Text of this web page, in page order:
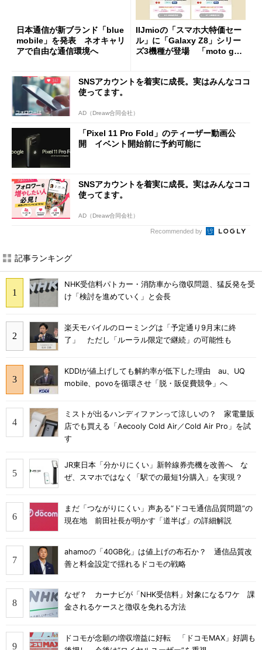
日本通信が新ブランド「blue
mobile」を発表 ネオキャリ
アで自由な通信環境へ
IIJmioの「スマホ大特価セー
ル」に「Galaxy Z8」シリー
ズ3機種が登場 「moto g37
SNSアカウントを着実に成長。実はみんなココ
使ってます。
AD（Dreaw合同会社）
「Pixel 11 Pro Fold」のティーザー動画公
開 イベント開始前に予約可能に
SNSアカウントを着実に成長。実はみんなココ
使ってます。
AD（Dreaw合同会社）
Recommended by
記事ランキング
NHK受信料パトカー・消防車から徴収問題、猛反発を受
け「検討を進めていく」と会長
楽天モバイルのローミングは「予定通り9月末に終
了」 ただし「ルーラル限定で継続」の可能性も
KDDIが値上げしても解約率が低下した理由 au、UQ
mobile、povoを循環させ「脱・販促費競争」へ
ミストが出るハンディファンって涼しいの？ 家電量販
店でも買える「Aecooly Cold Air／Cold Air Pro」を試
す
JR東日本「分かりにくい」新幹線券売機を改善へ な
ぜ、スマホではなく「駅での最短1分購入」を実現？
まだ「つながりにくい」声ある“ドコモ通信品質問題”の
現在地 前田社長が明かす「道半ば」の詳細解説
ahamoの「40GB化」は値上げの布石か？ 通信品質改
善と料金設定で揺れるドコモの戦略
なぜ？ カーナビが「NHK受信料」対象になるワケ 課
金されるケースと徴収を免れる方法
ドコモが念願の増収増益に好転 「ドコモMAX」好調も